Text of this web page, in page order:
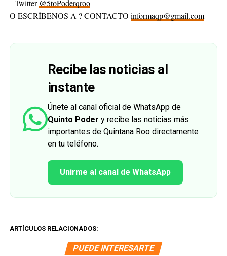
Twitter @5toPoderqroo
O ESCRÍBENOS A ? CONTACTO informaqp@gmail.com
Recibe las noticias al
instante
Únete al canal oficial de WhatsApp de
Quinto Poder y recibe las noticias más
importantes de Quintana Roo directamente
en tu teléfono.
Unirme al canal de WhatsApp
ARTÍCULOS RELACIONADOS:
PUEDE INTERESARTE